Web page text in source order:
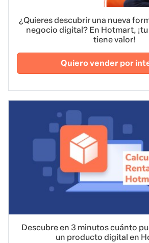
¿Quieres descubrir una nueva
negocio digital? En Hotmart,
tiene valor!
Quiero vender por
Descubre en 3 minutos cuánto
un producto digital en